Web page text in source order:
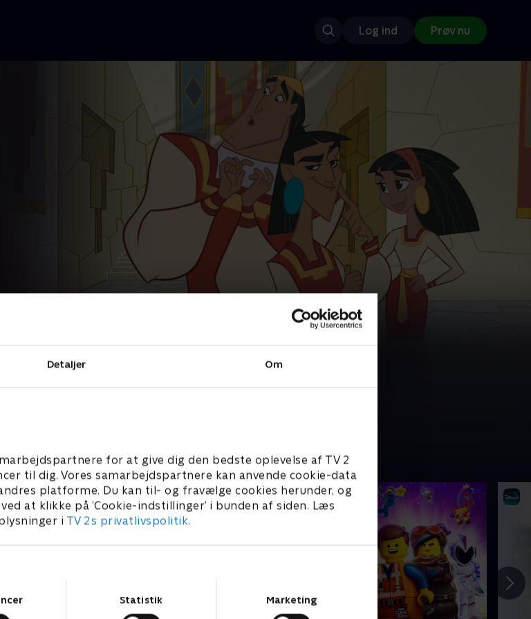
Detaljer Om
for at give dig den bedste oplevelse af TV 2
til dig. Vores samarbejdspartnere kan anvende cookie-data
platforme. Du kan til- og fravælge cookies herunder, og
at klikke på ’Cookie-indstillinger’ i bunden af siden. Læs
i TV 2s privatlivspolitik.
Statistik Marketing
Log ind Prøv nu